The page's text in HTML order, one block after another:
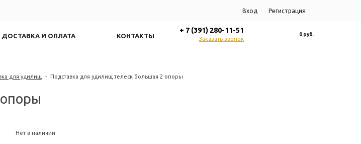
Вход Регистрация
ДОСТАВКА И ОПЛАТА КОНТАКТЫ
+ 7 (391) 280-11-51
Заказать звонок
0 руб.
для удилищ - Подставка для удилищ телеск большая 2 опоры
Нет в наличии